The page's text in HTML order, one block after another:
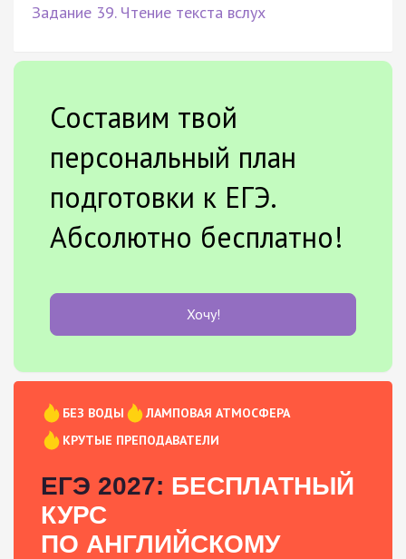
Задание 39. Чтение текста вслух
Составим твой
персональный план
подготовки к ЕГЭ.
Абсолютно бесплатно!
Хочу!
БЕЗ ВОДЫ
ЛАМПОВАЯ АТМОСФЕРА
КРУТЫЕ ПРЕПОДАВАТЕЛИ
ЕГЭ 2027: БЕСПЛАТНЫЙ
КУРС
ПО АНГЛИЙСКОМУ